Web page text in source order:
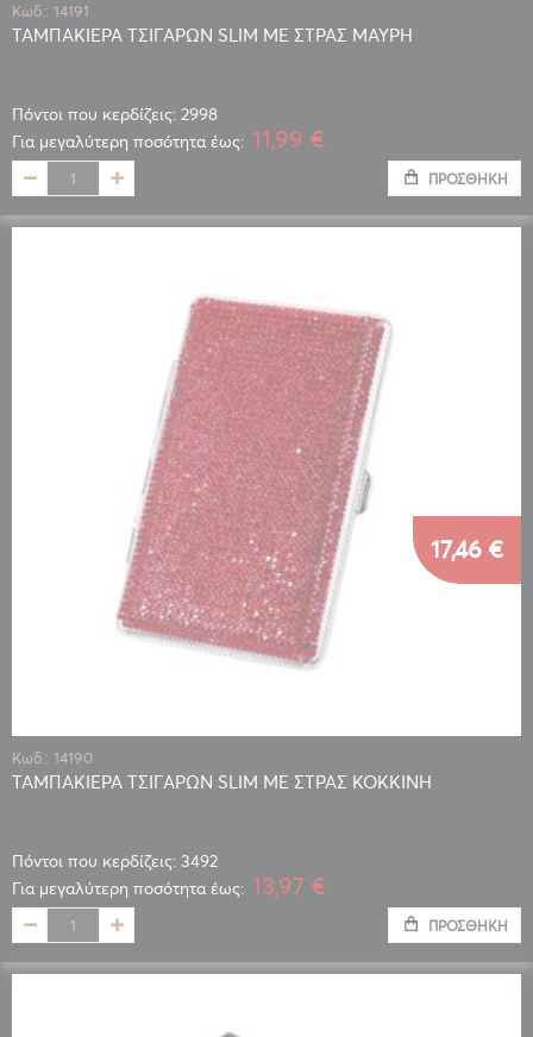
Κωδ.: 14191
ΤΑΜΠΑΚΙΕΡΑ ΤΣΙΓΑΡΩΝ SLIM ΜΕ ΣΤΡΑΣ ΜΑΥΡΗ
Πόντοι που κερδίζεις: 2998
Για μεγαλύτερη ποσότητα έως: 11,99 €
ΠΡΟΣΘΉΚΗ
Κωδ.: 14190
ΤΑΜΠΑΚΙΕΡΑ ΤΣΙΓΑΡΩΝ SLIM ΜΕ ΣΤΡΑΣ ΚΟΚΚΙΝΗ
Πόντοι που κερδίζεις: 3492
17,46 €
Για μεγαλύτερη ποσότητα έως: 13,97 €
ΠΡΟΣΘΉΚΗ